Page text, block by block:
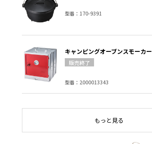
型番：170-9391
キャンピングオーブンスモーカー
型番：2000013343
もっと見る